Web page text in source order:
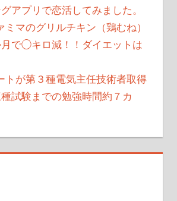
アプリで恋活してみました。
ミマのグリルチキン（鶏むね）
で◯キロ減！！ダイエットは
トが第３種電気主任技術者取得
試験までの勉強時間約７カ